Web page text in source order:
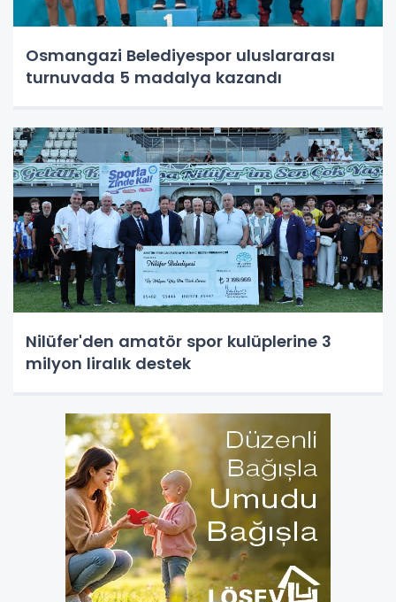
Osmangazi Belediyespor uluslararası
turnuvada 5 madalya kazandı
Nilüfer'den amatör spor kulüplerine 3
milyon liralık destek